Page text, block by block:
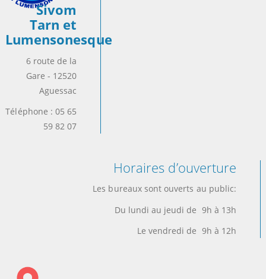
Sivom
Tarn et
Lumensonesque
6 route de la
Gare - 12520
Aguessac
Téléphone : 05 65
59 82 07
Horaires d’ouverture
Les bureaux sont ouverts au public:
Du lundi au jeudi de 9h à 13h
Le vendredi de 9h à 12h